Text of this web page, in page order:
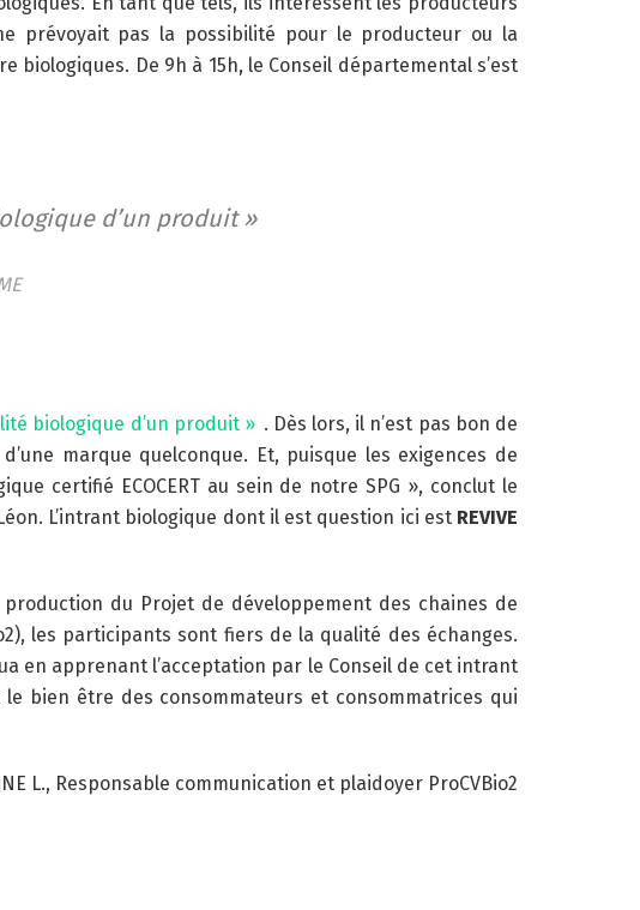
prévoyait pas la possibilité pour le producteur ou la
De 9h à 15h, le Conseil départemental s’est
d’un produit »
biologique d’un produit » . Dès lors, il n’est pas bon de
marque quelconque. Et, puisque les exigences de
certifié ECOCERT au sein de notre SPG », conclut le
L’intrant biologique dont il est question ici est REVIVE
du Projet de développement des chaines de
les participants sont fiers de la qualité des échanges.
en apprenant l’acceptation par le Conseil de cet intrant
bien être des consommateurs et consommatrices qui
L., Responsable communication et plaidoyer ProCVBio2